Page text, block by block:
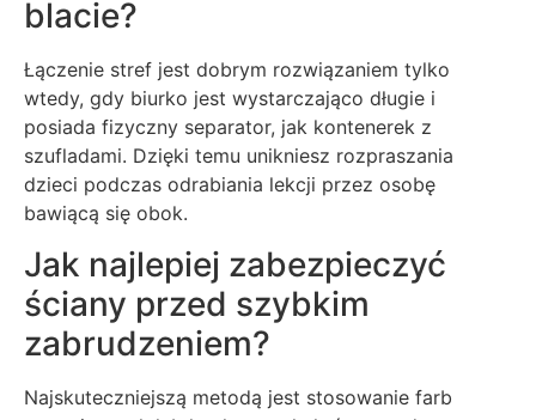
blacie?
Łączenie stref jest dobrym rozwiązaniem tylko
wtedy, gdy biurko jest wystarczająco długie i
posiada fizyczny separator, jak kontenerek z
szufladami. Dzięki temu unikniesz rozpraszania
dzieci podczas odrabiania lekcji przez osobę
bawiącą się obok.
Jak najlepiej zabezpieczyć
ściany przed szybkim
zabrudzeniem?
Najskuteczniejszą metodą jest stosowanie farb